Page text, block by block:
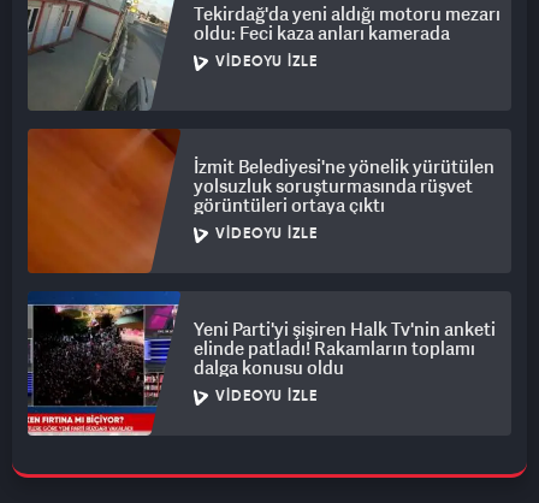
Tekirdağ'da yeni aldığı motoru mezarı
oldu: Feci kaza anları kamerada
VIDEOYU İZLE
İzmit Belediyesi'ne yönelik yürütülen
yolsuzluk soruşturmasında rüşvet
görüntüleri ortaya çıktı
VIDEOYU İZLE
Yeni Parti'yi şişiren Halk Tv'nin anketi
elinde patladı! Rakamların toplamı
dalga konusu oldu
VIDEOYU İZLE